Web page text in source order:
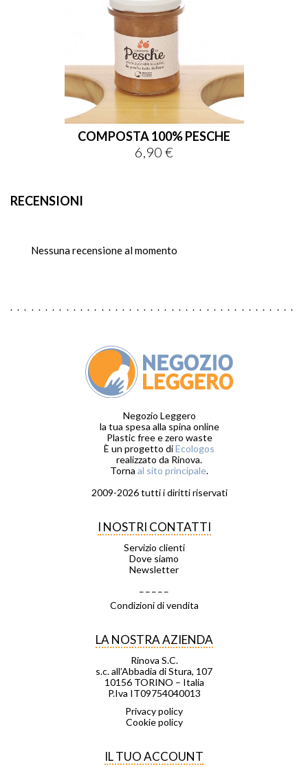
COMPOSTA 100% PESCHE
Prezzo
6,90 €
RECENSIONI
Nessuna recensione al momento
Negozio Leggero
la tua spesa alla spina online
Plastic free e zero waste
È un progetto diEcologos
realizzato da Rinova.
Torna al sito principale.
2009-2026 tutti i diritti riservati
I NOSTRI CONTATTI
Servizio clienti
Dove siamo
Newsletter
Condizioni di vendita
LA NOSTRA AZIENDA
Rinova S.C.
s.c. all’Abbadia di Stura, 107
10156 TORINO – Italia
P.Iva IT09754040013
Privacy policy
Cookie policy
IL TUO ACCOUNT